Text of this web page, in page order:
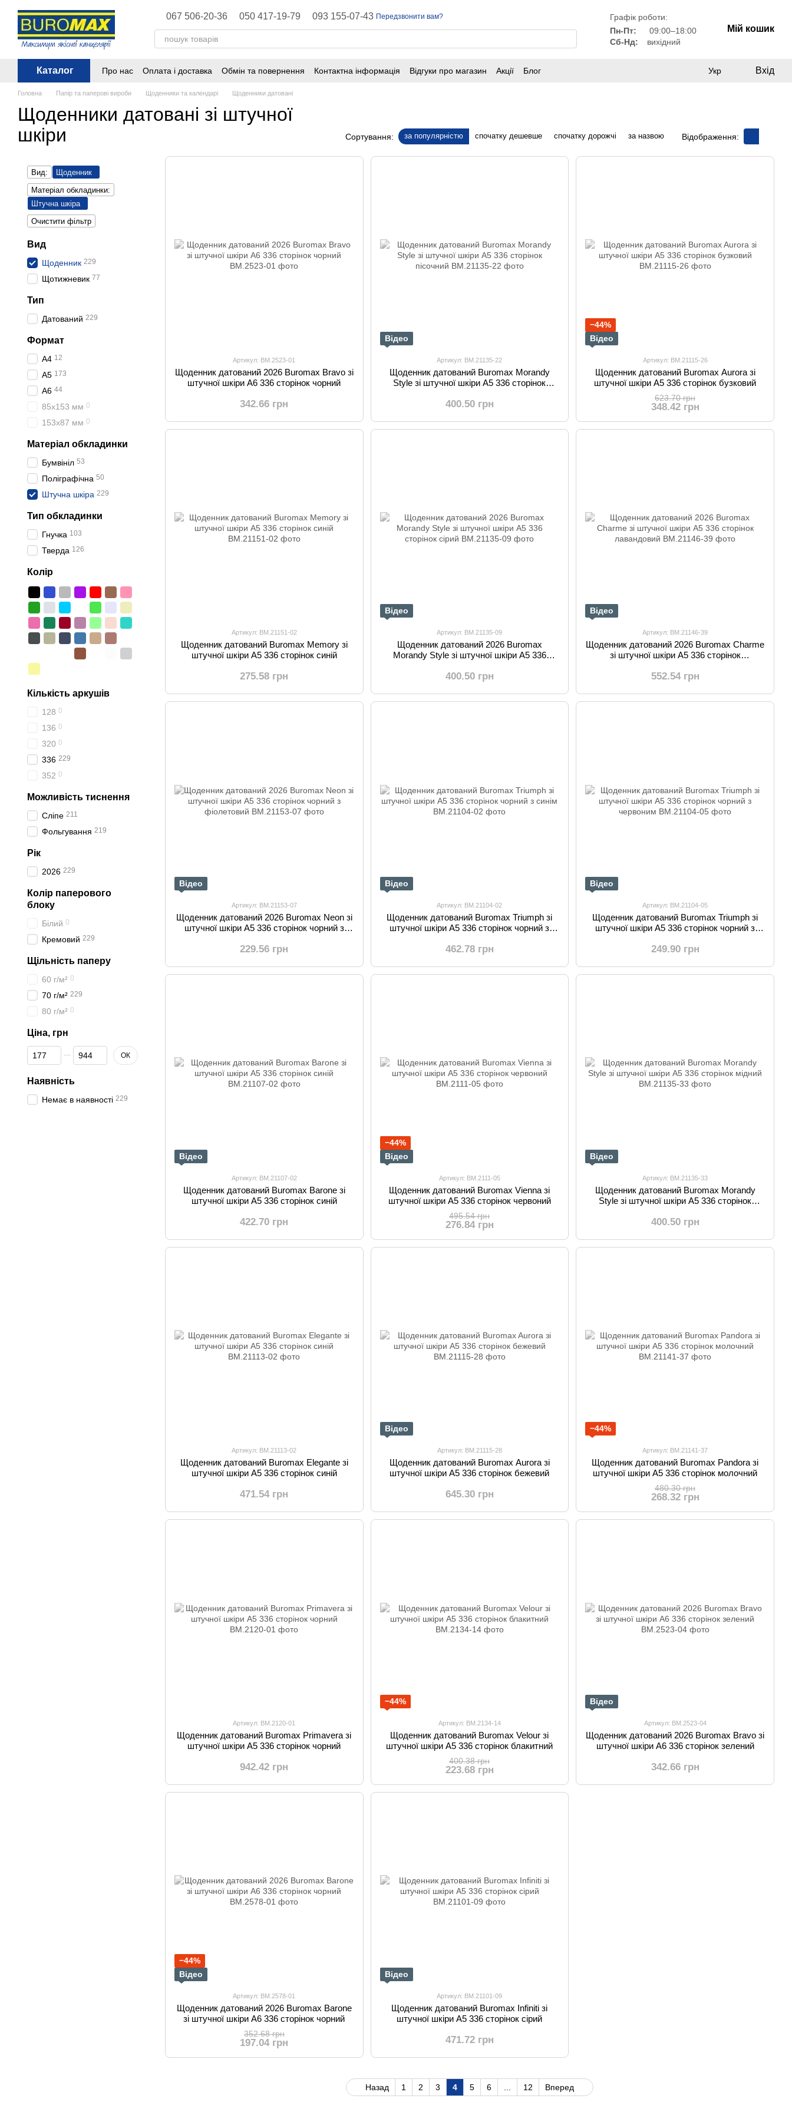
Перейти до основного контенту
067 506-20-36 050 417-19-79 093 155-07-43 Передзвонити вам?
Графік роботи:
Пн-Пт:
09:00–18:00
Сб-Нд:
вихідний
Мій кошик
Каталог Про нас Оплата і доставка Обмін та повернення Контактна інформація Відгуки про магазин Акції
Блог
Укр Вхід
Головна Папір та паперові вироби Щоденники та календарі Щоденники датовані
Щоденники датовані зі штучної
шкіри
Сортування: за популярністю спочатку дешевше спочатку дорожчі за назвою Відображення:
Артикул: BM.2523-01
Щоденник датований 2026 Buromax Bravo зі
штучної шкіри А6 336 сторінок чорний
342.66 грн
Відео
Артикул: BM.21135-22
Щоденник датований Buromax Morandy
Style зі штучної шкіри А5 336 сторінок
400.50 грн
−44%
Відео
Артикул: BM.21115-26
Щоденник датований Buromax Aurora зі
штучної шкіри А5 336 сторінок бузковий
623.70 грн
348.42 грн
Артикул: BM.21151-02
Щоденник датований Buromax Memory зі
штучної шкіри А5 336 сторінок синій
275.58 грн
Відео
Артикул: BM.21135-09
Щоденник датований 2026 Buromax
Morandy Style зі штучної шкіри А5 336
400.50 грн
Відео
Артикул: BM.21146-39
Щоденник датований 2026 Buromax Charme
зі штучної шкіри А5 336 сторінок
552.54 грн
Відео
Артикул: BM.21153-07
Щоденник датований 2026 Buromax Neon зі
штучної шкіри А5 336 сторінок чорний з
229.56 грн
Відео
Артикул: BM.21104-02
Щоденник датований Buromax Triumph зі
штучної шкіри А5 336 сторінок чорний з
462.78 грн
Відео
Артикул: BM.21104-05
Щоденник датований Buromax Triumph зі
штучної шкіри А5 336 сторінок чорний з
249.90 грн
Відео
Артикул: BM.21107-02
Щоденник датований Buromax Barone зі
штучної шкіри А5 336 сторінок синій
422.70 грн
−44%
Відео
Артикул: BM.2111-05
Щоденник датований Buromax Vienna зі
штучної шкіри А5 336 сторінок червоний
495.54 грн
276.84 грн
Відео
Артикул: BM.21135-33
Щоденник датований Buromax Morandy
Style зі штучної шкіри А5 336 сторінок
400.50 грн
Артикул: BM.21113-02
Щоденник датований Buromax Elegante зі
штучної шкіри А5 336 сторінок синій
471.54 грн
Відео
Артикул: BM.21115-28
Щоденник датований Buromax Aurora зі
штучної шкіри А5 336 сторінок бежевий
645.30 грн
−44%
Артикул: BM.21141-37
Щоденник датований Buromax Pandora зі
штучної шкіри А5 336 сторінок молочний
480.30 грн
268.32 грн
Артикул: BM.2120-01
Щоденник датований Buromax Primavera зі
штучної шкіри А5 336 сторінок чорний
942.42 грн
−44%
Артикул: BM.2134-14
Щоденник датований Buromax Velour зі
штучної шкіри А5 336 сторінок блакитний
400.38 грн
223.68 грн
Відео
Артикул: BM.2523-04
Щоденник датований 2026 Buromax Bravo зі
штучної шкіри А6 336 сторінок зелений
342.66 грн
−44%
Відео
Артикул: BM.2578-01
Щоденник датований 2026 Buromax Barone
зі штучної шкіри А6 336 сторінок чорний
352.68 грн
197.04 грн
Відео
Артикул: BM.21101-09
Щоденник датований Buromax Infiniti зі
штучної шкіри А5 336 сторінок сірий
471.72 грн
Назад 1 2 3 4 5 6 12 Вперед
Вид:
Щоденник
Матеріал обкладинки:
Штучна шкіра
Очистити фільтр
Вид
Щоденник 229
Щотижневик 77
Тип
Датований 229
Формат
A4 12
А5 173
A6 44
85x153 мм 0
153x87 мм 0
Матеріал обкладинки
Бумвініл 53
Поліграфічна 50
Штучна шкіра 229
Тип обкладинки
Гнучка 103
Тверда 126
Колір
Кількість аркушів
128 0
136 0
320 0
336 229
352 0
Можливість тиснення
Сліпе 211
Фольгування 219
Рік
2026 229
Колір паперового
блоку
Білий 0
Кремовий 229
Щільність паперу
60 г/м² 0
70 г/м² 229
80 г/м² 0
Ціна, грн
Від Ціна, грн
До Ціна, грн ОК
Наявність
Немає в наявності 229